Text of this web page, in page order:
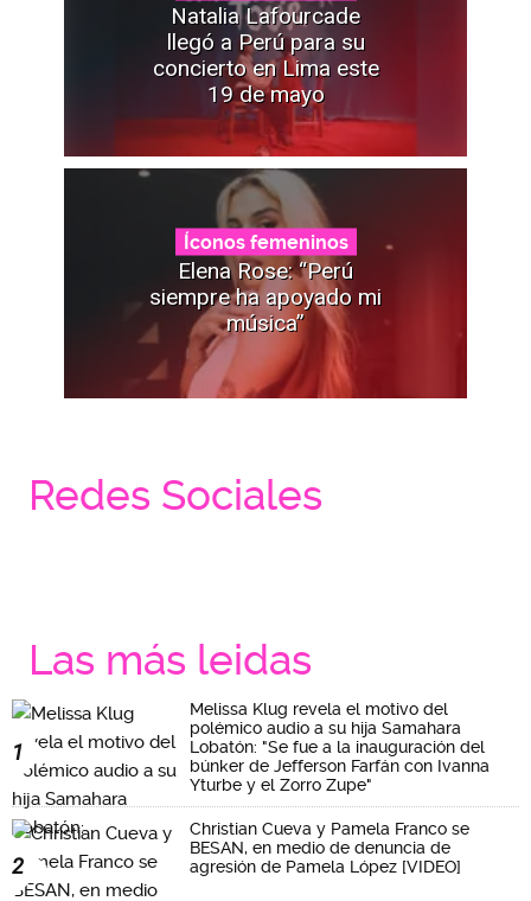
Natalia Lafourcade
llegó a Perú para su
concierto en Lima este
19 de mayo
Íconos femeninos
Elena Rose: “Perú
siempre ha apoyado mi
música”
Redes Sociales
Las más leidas
1
Melissa Klug revela el motivo del
polémico audio a su hija Samahara
Lobatón: "Se fue a la inauguración del
búnker de Jefferson Farfán con Ivanna
Yturbe y el Zorro Zupe"
2
Christian Cueva y Pamela Franco se
BESAN, en medio de denuncia de
agresión de Pamela López [VIDEO]